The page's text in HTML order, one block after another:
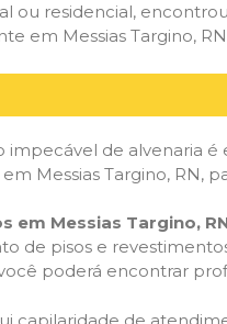
ou residencial,
em Messias Targino,
impecável de alvenaria é
em Messias Targino, RN,
em Messias Targino,
de pisos e
poderá encontrar
capilaridade de